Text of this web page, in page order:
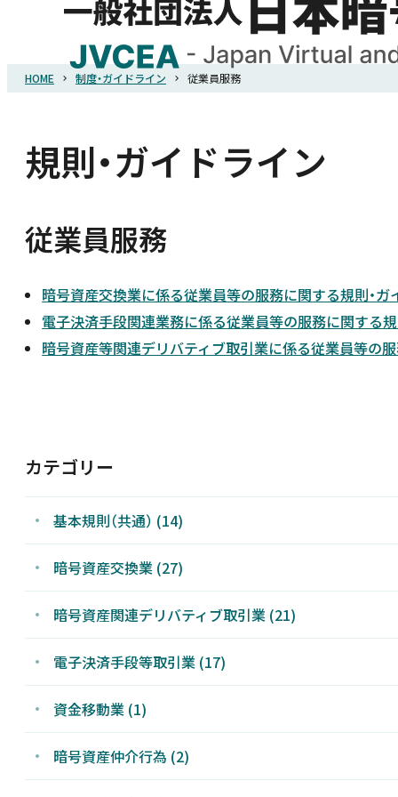
HOME
協会概要
会員紹介
お問い合わせ
JP
HOME 制度・ガイドライン 従業員服務
規則・ガイドライン
従業員服務
暗号資産交換業に係る従業員等の服務に関する規則・ガ
電子決済手段関連業務に係る従業員等の服務に関する規
暗号資産等関連デリバティブ取引業に係る従業員等の
カテゴリー
基本規則（共通） (14)
暗号資産交換業 (27)
暗号資産関連デリバティブ取引業 (21)
電子決済手段等取引業 (17)
資金移動業 (1)
暗号資産仲介行為 (2)